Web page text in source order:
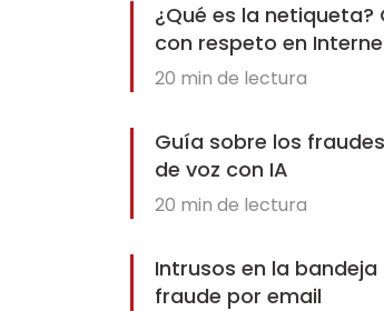
¿Qué es la
con respeto en
20 min de lectura
Guía sobre los
de voz con IA
20 min de lectura
Intrusos en la
fraude por email